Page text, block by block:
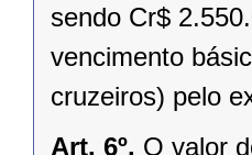
sendo Cr$
vencimento
cruzeiros) pelo
Art. 6º. O valor